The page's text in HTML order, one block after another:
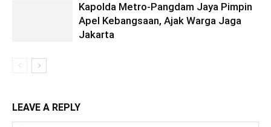
Kapolda Metro-Pangdam Jaya Pimpin
Apel Kebangsaan, Ajak Warga Jaga
Jakarta
LEAVE A REPLY